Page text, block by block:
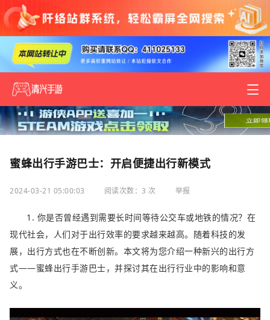
蜜蜂出行手游巴士：开启便捷出行新模式
2024-03-21 05:00:03 阅读次数：3 次 举报
1. 你是否曾经遇到需要长时间等待公交车或地铁的情况？在
现代社会，人们对于出行效率的要求越来越高。随着科技的发
展，出行方式也在不断创新。本文将为您介绍一种新兴的出行方
式——蜜蜂出行手游巴士，并探讨其在出行行业中的影响和意
义。